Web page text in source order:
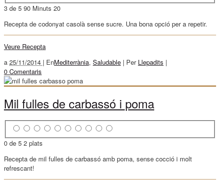
3 de 5 90 Minuts 20
Recepta de codonyat casolà sense sucre. Una bona opció per a repetir.
Veure Recepta
a 25/11/2014 | EnMediterrània, Saludable | Per Llepadits |
0 Comentaris
Mil fulles de carbassó i poma
0 de 5 2 plats
Recepta de mil fulles de carbassó amb poma, sense cocció i molt
refrescant!